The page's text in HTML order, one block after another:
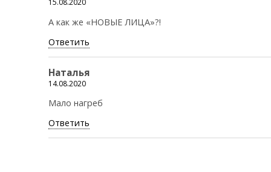
15.08.2020
А как же «НОВЫЕ ЛИЦА»?!
Ответить
Наталья
14.08.2020
Мало нагреб
Ответить